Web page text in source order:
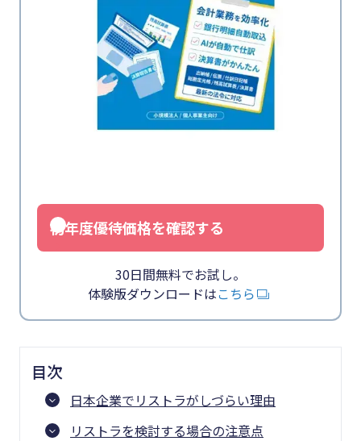
初年度優待価格を確認する
30日間無料でお試し。
体験版ダウンロードはこちら
目次
日本企業でリストラがしづらい理由
リストラを検討する場合の注意点